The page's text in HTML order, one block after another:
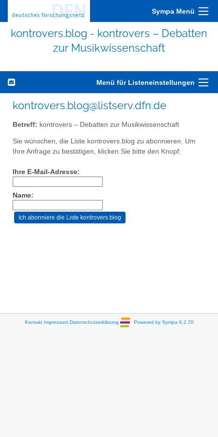
Sympa Menü
kontrovers.blog - kontrovers – Debatten
zur Musikwissenschaft
Menü für Listeneinstellungen
kontrovers.blog@listserv.dfn.de
Betreff: kontrovers – Debatten zur Musikwissenschaft
Sie wünschen, die Liste kontrovers.blog zu abonnieren. Um
Ihre Anfrage zu bestätigen, klicken Sie bitte den Knopf:
Ihre E-Mail-Adresse:
Name:
Kontakt Impressum Datenschutzerklärung Powered by Sympa 6.2.70